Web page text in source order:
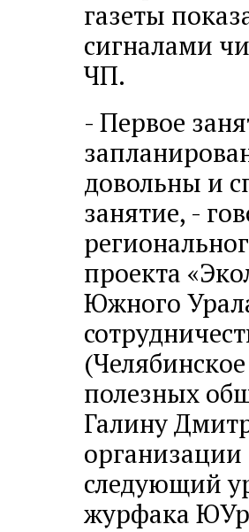
газеты
сигналами
ЧП.
- Первое
довольны и
занятие, -
проекта
Южного
полезных
Галину
следующий
журфака